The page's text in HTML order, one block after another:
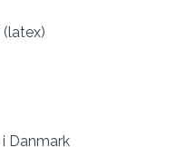
Danmark